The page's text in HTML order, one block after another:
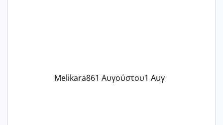
Melikara861 Αυγούστου1 Αυγ